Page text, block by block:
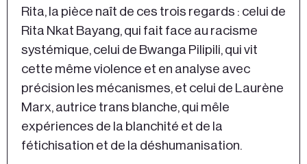
Rita, la pièce naît de ces trois regards : celui de
Rita Nkat Bayang, qui fait face au racisme
systémique, celui de Bwanga Pilipili, qui vit
cette même violence et en analyse avec
précision les mécanismes, et celui de Laurène
Marx, autrice trans blanche, qui mêle
expériences de la blanchité et de la
fétichisation et de la déshumanisation.